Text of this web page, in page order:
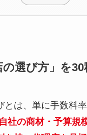
の選び方」を
とは、単に手数料
自社の商材・予算規